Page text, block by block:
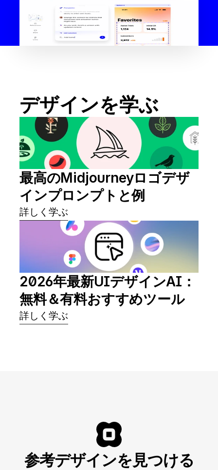
デザインを学ぶ
最高のMidjourneyロゴデザ
インプロンプトと例
詳しく学ぶ
2026年最新UIデザインAI：
無料＆有料おすすめツール
詳しく学ぶ
参考デザインを見つける